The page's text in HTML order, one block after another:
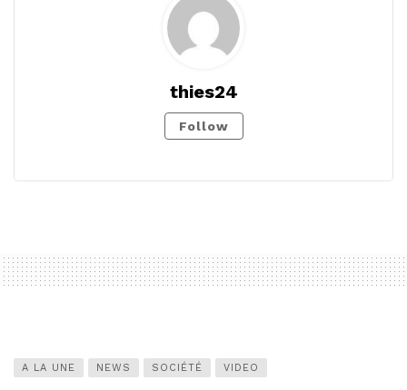
thies24
Follow
A LA UNE NEWS SOCIÉTÉ VIDEO